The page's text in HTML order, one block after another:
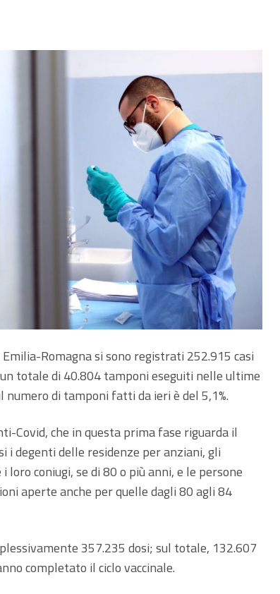
Romagna si sono registrati 252.915 casi
totale di 40.804 tamponi eseguiti nelle ultime
di tamponi fatti da ieri è del 5,1%.
Covid, che in questa prima fase riguarda il
i degenti delle residenze per anziani, gli
coniugi, se di 80 o più anni, e le persone
aperte anche per quelle dagli 80 agli 84
357.235 dosi; sul totale, 132.607
completato il ciclo vaccinale.